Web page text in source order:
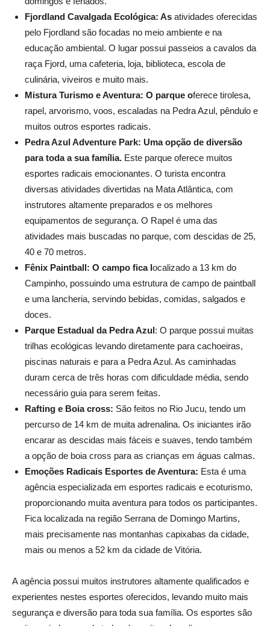
Fjordland Cavalgada Ecológica: As atividades oferecidas
pelo Fjordland são focadas no meio ambiente e na
educação ambiental. O lugar possui passeios a cavalos da
raça Fjord, uma cafeteria, loja, biblioteca, escola de
culinária, viveiros e muito mais.
Mistura Turismo e Aventura: O parque oferece tirolesa,
rapel, arvorismo, voos, escaladas na Pedra Azul, pêndulo e
muitos outros esportes radicais.
Pedra Azul Adventure Park: Uma opção de diversão
para toda a sua família. Este parque oferece muitos
esportes radicais emocionantes. O turista encontra
diversas atividades divertidas na Mata Atlântica, com
instrutores altamente preparados e os melhores
equipamentos de segurança. O Rapel é uma das
atividades mais buscadas no parque, com descidas de 25,
40 e 70 metros.
Fênix Paintball: O campo fica localizado a 13 km do
Campinho, possuindo uma estrutura de campo de paintball
e uma lancheria, servindo bebidas, comidas, salgados e
doces.
Parque Estadual da Pedra Azul: O parque possui muitas
trilhas ecológicas levando diretamente para cachoeiras,
piscinas naturais e para a Pedra Azul. As caminhadas
duram cerca de três horas com dificuldade média, sendo
necessário guia para serem feitas.
Rafting e Boia cross: São feitos no Rio Jucu, tendo um
percurso de 14 km de muita adrenalina. Os iniciantes irão
encarar as descidas mais fáceis e suaves, tendo também
a opção de boia cross para as crianças em águas calmas.
Emoções Radicais Esportes de Aventura: Esta é uma
agência especializada em esportes radicais e ecoturismo,
proporcionando muita aventura para todos os participantes.
Fica localizada na região Serrana de Domingo Martins,
mais precisamente nas montanhas capixabas da cidade,
mais ou menos a 52 km da cidade de Vitória.
A agência possui muitos instrutores altamente qualificados e
experientes nestes esportes oferecidos, levando muito mais
segurança e diversão para toda sua família. Os esportes são